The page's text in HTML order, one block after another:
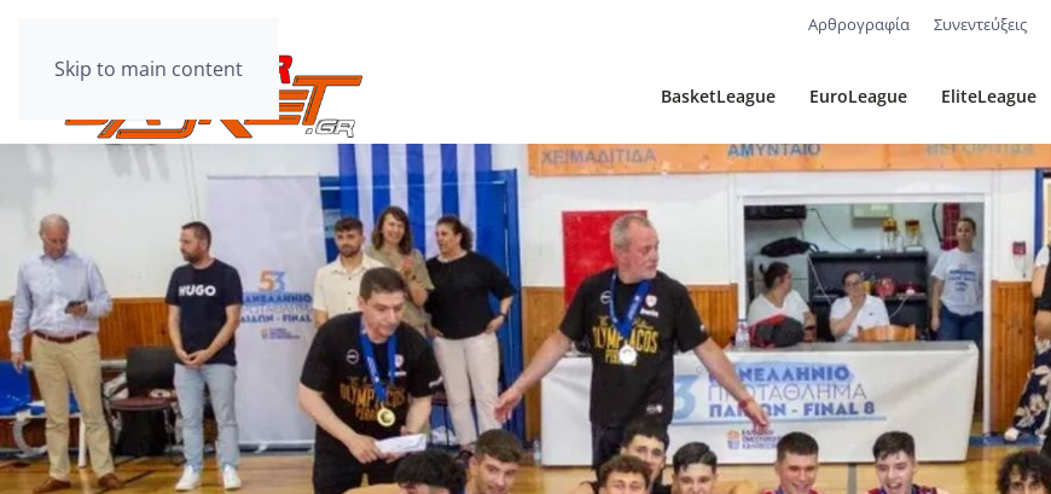
Skip to main content
Αρθρογραφία Συνεντεύξεις
BasketLeague EuroLeague EliteLeague